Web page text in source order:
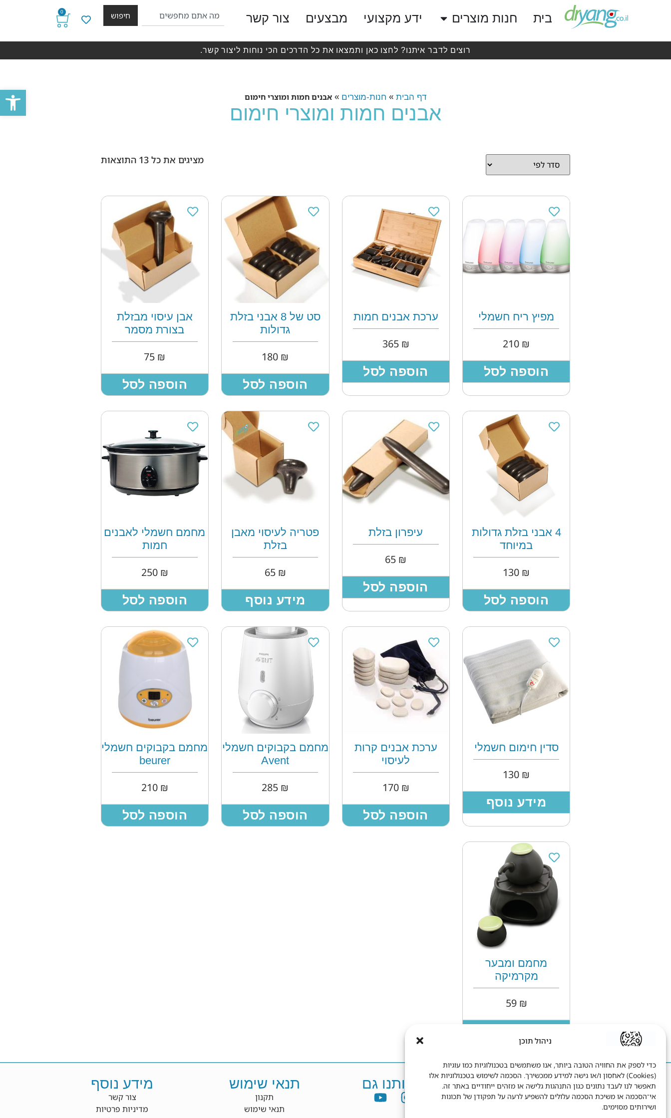
פתח
ניהול תוכן
כדי לספק את החוויה הטובה ביותר, אנו משתמשים בטכנולוגיות כמו עוגיות
(Cookies) לאחסון ו/או גישה למידע ממכשירך. הסכמה לשימוש בטכנולוגיות אלו
תאפשר לנו לעבד נתונים כגון התנהגות גלישה או מזהים ייחודיים באתר זה.
אי־הסכמה או משיכת הסכמה עלולים להשפיע לרעה על תפקודן של תכונות
ושירותים מסוימים.
בית חנות מוצרים ידע מקצועי מבצעים צור קשר חיפוש 0
רוצים לדבר איתנו? לחצו כאן ותמצאו את כל הדרכים הכי נוחות ליצור קשר.
דף הבית » חנות-מוצרים » אבנים חמות ומוצרי חימום
אבנים חמות ומוצרי חימום
מציגים את כל ⁦13⁩ התוצאות
מפיץ ריח חשמלי
₪
הוספה לסל
ערכת אבנים חמות
₪
365
הוספה לסל
סט של 8 אבני בזלת
גדולות
₪
הוספה לסל
אבן עיסוי מבזלת
בצורת מסמר
₪
הוספה לסל
4 אבני בזלת גדולות
במיוחד
₪
הוספה לסל
עיפרון בזלת
₪
הוספה לסל
פטריה לעיסוי מאבן
בזלת
₪
65
מידע נוסף
מחמם חשמלי לאבנים
חמות
₪
250
הוספה לסל
סדין חימום חשמלי
₪
מידע נוסף
ערכת אבנים קרות
לעיסוי
₪
170
הוספה לסל
מחמם בקבוקים חשמלי
Avent
₪
הוספה לסל
מחמם בקבוקים חשמלי
beurer
₪
210
הוספה לסל
מחמם ומבער
מקרמיקה
₪
59
הישאר בקשר
שטיבל 8 תל אביב.
חפשו אותנו גם תנאי שימוש
תקנון
תנאי שימוש
מידע נוסף
צור קשר
מדיניות פרטיות